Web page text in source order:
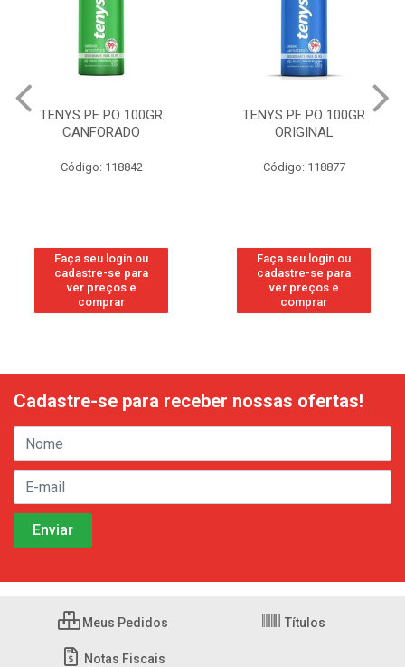
TENYS PE PO 100GR
CANFORADO
Código: 118842
Faça seu login ou
cadastre-se para
ver preços e
comprar
TENYS PE PO 100GR
ORIGINAL
Código: 118877
Faça seu login ou
cadastre-se para
ver preços e
comprar
Cadastre-se para receber nossas ofertas!
Meus Pedidos Títulos
Notas Fiscais